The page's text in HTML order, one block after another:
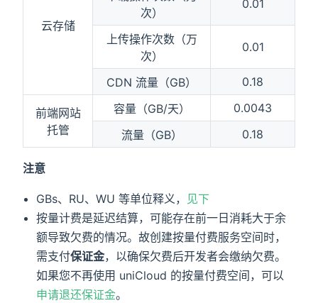
云存储
次）
0.01
上传操作次数（万
次）
0.01
CDN 流量（GB） 0.18
前端网站
托管
容量（GB/天）
0.0043
流量（GB）
0.18
注意
GBs、RU、WU 等单位释义， 见下
按量计费是延迟结算，可能存在前一日消耗大于余
额导致欠费的情况。故创建按量付费服务空间时，
需支付保证金，以确保欠费后开发者会缴纳欠费。
如果您不再使用 uniCloud 的按量付费空间，可以
申请退还保证金。